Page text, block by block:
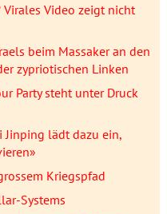
Video zeigt nicht
beim Massaker an den
zypriotischen Linken
Party steht unter Druck
Jinping lädt dazu ein,
Kriegspfad
Systems